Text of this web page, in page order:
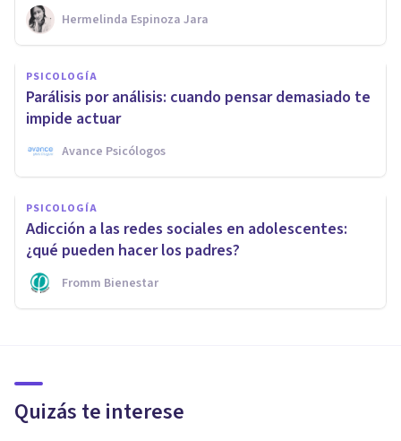
Hermelinda Espinoza Jara
PSICOLOGÍA
Parálisis por análisis: cuando pensar demasiado te
impide actuar
Avance Psicólogos
PSICOLOGÍA
Adicción a las redes sociales en adolescentes:
¿qué pueden hacer los padres?
Fromm Bienestar
Quizás te interese